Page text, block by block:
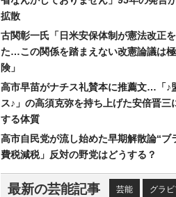
拡散
古関彰一氏「日米安保体制が憲法改正
た…この関係を踏まえない改憲論議は
険」
高市早苗がナチス礼賛本に推薦文…「♪
ス♪」の高須克弥を持ち上げた安倍晋三
する体質
高市自民党が流し始めた早期解散論“ブ
費税減税」反対の野党はどうする？
最新の芸能記事 芸能 グラ